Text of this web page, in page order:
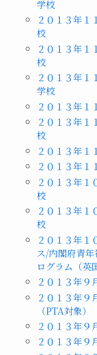
学校
２０１３年
校
２０１３年
校
２０１３年
学校
２０１３年
２０１３年
校
２０１３年
２０１３年
２０１３年
校
２０１３年
校
２０１３年
ス/内閣府青
ログラム（英
２０１３年
２０１３年
（PTA対象）
２０１３年
２０１３年